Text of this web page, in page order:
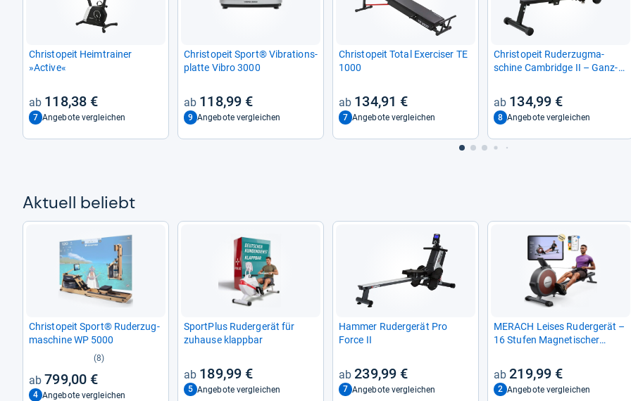
Christ­o­peit Heim­trai­ner
»Active«
118,38 €
7 Angebote vergleichen
Christ­o­peit Sport® Vibra­ti­ons­
platte Vibro 3000
118,99 €
9 Angebote vergleichen
Christ­o­peit Total Exer­ci­ser TE
1000
134,91 €
7 Angebote vergleichen
Christ­o­peit Ruder­zug­ma­
schine Cam­bridge II – Ganz­
134,99 €
8 Angebote vergleichen
Aktu­ell beliebt
Christ­o­peit Sport® Ruder­zug­
ma­schine WP 5000
(8)
799,00 €
4 Angebote vergleichen
Sport­Plus Ruder­ge­rät für
zuhause klapp­bar
189,99 €
5 Angebote vergleichen
Ham­mer Ruder­ge­rät Pro
Force II
239,99 €
7 Angebote vergleichen
MER­ACH Lei­ses Ruder­ge­rät –
16 Stu­fen Magne­ti­scher
ning219,99 €
2 Angebote vergleichen